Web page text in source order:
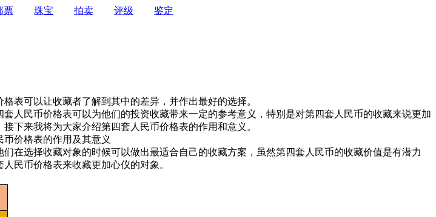
票 珠宝 拍卖 评级
鉴定
表可以让收藏者了解到其中的差异，并作出最好的选择。
人民币价格表可以为他们的投资收藏带来一定的参考意义，特别是对第四套人民币的收藏来说更加
下来我将为大家介绍第四套人民币价格表的作用和意义。
在选择收藏对象的时候可以做出最适合自己的收藏方案，虽然第四套人民币的收藏价值是有潜力
民币价格表来收藏更加心仪的对象。